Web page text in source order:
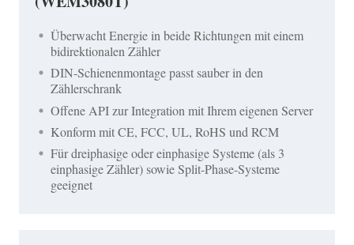
Überwacht Energie in beide Richtungen mit einem
bidirektionalen Zähler
DIN-Schienenmontage passt sauber in den
Zählerschrank
Offene API zur Integration mit Ihrem eigenen Server
Konform mit CE, FCC, UL, RoHS und RCM
Für dreiphasige oder einphasige Systeme (als 3
einphasige Zähler) sowie Split-Phase-Systeme
geeignet